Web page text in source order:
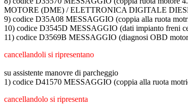
MOTORE (DME) / ELETTRONICA DIGITALE
9) codice D35A08 MESSAGGIO (coppia alla ruota
10) codice D3545D MESSAGGIO (dati impianto freni
11) codice D3569B MESSAGGIO (diagnosi OBD
cancellandoli si ripresentano
su assistente manovre di parcheggio
1) codice D41570 MESSAGGIO (coppia alla ruota
cancellandolo si ripresenta